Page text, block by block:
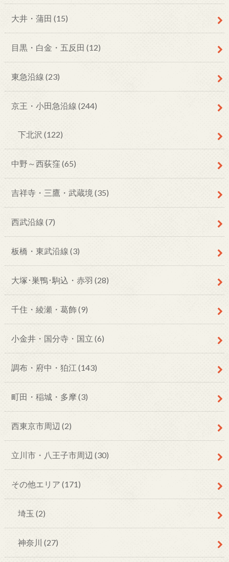
大井・蒲田 (15)
目黒・白金・五反田 (12)
東急沿線 (23)
京王・小田急沿線 (244)
下北沢 (122)
中野～西荻窪 (65)
吉祥寺・三鷹・武蔵境 (35)
西武沿線 (7)
板橋・東武沿線 (3)
大塚･巣鴨･駒込・赤羽 (28)
千住・綾瀬・葛飾(9)
小金井・国分寺・国立 (6)
調布・府中・狛江 (143)
町田・稲城・多摩 (3)
西東京市周辺 (2)
立川市・八王子市周辺 (30)
その他エリア (171)
埼玉 (2)
神奈川 (27)